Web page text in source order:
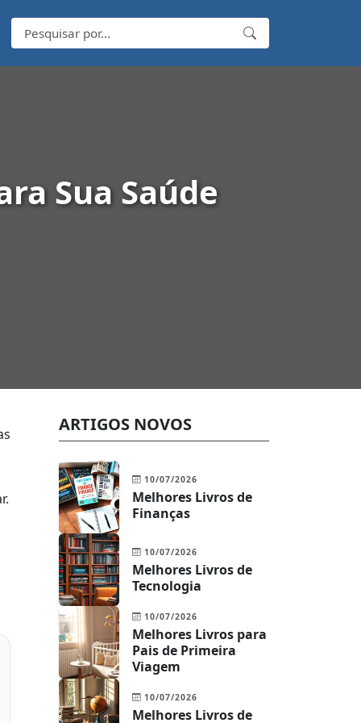
Sua Saúde
ARTIGOS NOVOS
10/07/2026
Melhores Livros de
Finanças
10/07/2026
Melhores Livros de
Tecnologia
10/07/2026
Melhores Livros para
Pais de Primeira
Viagem
10/07/2026
Melhores Livros de